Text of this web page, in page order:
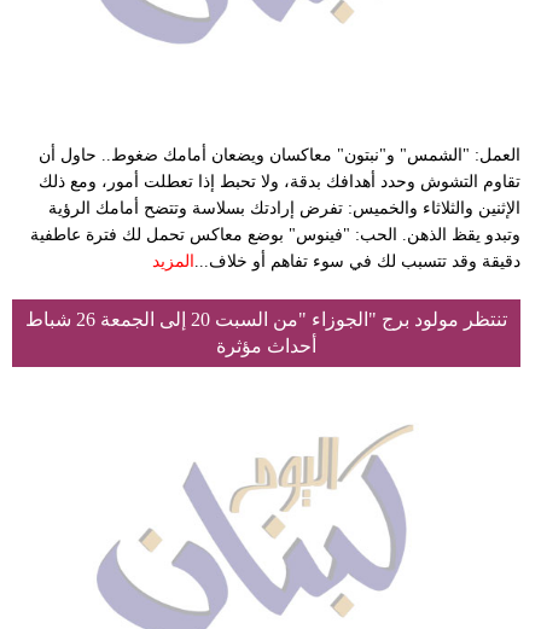
العمل: "الشمس" و"نبتون" معاكسان ويضعان أمامك ضغوط.. حاول أن
تقاوم التشوش وحدد أهدافك بدقة، ولا تحبط إذا تعطلت أمور، ومع ذلك
الإثنين والثلاثاء والخميس: تفرض إرادتك بسلاسة وتتضح أمامك الرؤية
وتبدو يقظ الذهن. الحب: "فينوس" بوضع معاكس تحمل لك فترة عاطفية
دقيقة وقد تتسبب لك في سوء تفاهم أو خلاف... المزيد
تنتظر مولود برج "الجوزاء "من السبت 20 إلى الجمعة 26 شباط
أحداث مؤثرة